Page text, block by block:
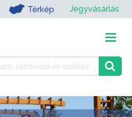
Térkép Jegyvásárlás